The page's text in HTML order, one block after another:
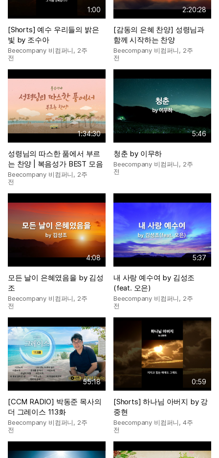
1:00
[Shorts] 예수 우리들의 밝은
빛 by 조수아
Beecompany 비컴퍼니, 2주
전
2:20:28
[감동의 은혜 찬양] 성령님과
함께 시작하는 찬양
Beecompany 비컴퍼니, 2주
전
1:34:30
성령님의 따스한 품에서 부르
는 찬양 | 복음성가 BEST 모음
Beecompany 비컴퍼니, 2주
전
5:46
청춘 by 이무하
Beecompany 비컴퍼니, 2주
전
4:08
모든 날이 은혜였음을 by 김성
조
Beecompany 비컴퍼니, 2주
전
5:37
내 사랑 예수여 by 김성조
(feat. 오은)
Beecompany 비컴퍼니, 2주
전
55:18
[CCM RADIO] 박동준 목사의
더 그레이스 113화
Beecompany 비컴퍼니, 2주
전
0:59
[Shorts] 하나님 아버지 by 강
중현
Beecompany 비컴퍼니, 4주
전